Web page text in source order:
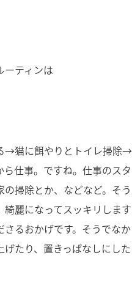
ーティンは
→猫に餌やりとトイレ掃除
ら仕事。ですね。仕事のス
の掃除とか、などなど。そ
綺麗になってスッキリしま
さるおかげです。そうでな
げたり、置きっぱなしにした